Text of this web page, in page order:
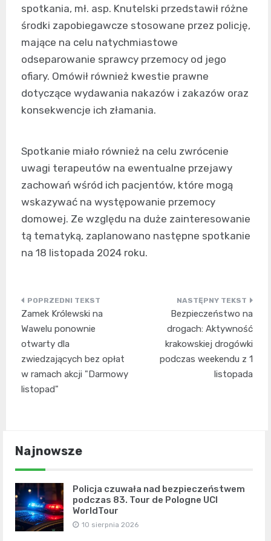
spotkania, mł. asp. Knutelski przedstawił różne
środki zapobiegawcze stosowane przez policję,
mające na celu natychmiastowe
odseparowanie sprawcy przemocy od jego
ofiary. Omówił również kwestie prawne
dotyczące wydawania nakazów i zakazów oraz
konsekwencje ich złamania.
Spotkanie miało również na celu zwrócenie
uwagi terapeutów na ewentualne przejawy
zachowań wśród ich pacjentów, które mogą
wskazywać na występowanie przemocy
domowej. Ze względu na duże zainteresowanie
tą tematyką, zaplanowano następne spotkanie
na 18 listopada 2024 roku.
Nawigacja
wpisu
Zamek Królewski na
Wawelu ponownie
otwarty dla
zwiedzających bez opłat
w ramach akcji "Darmowy
listopad"
Bezpieczeństwo na
drogach: Aktywność
krakowskiej drogówki
podczas weekendu z 1
listopada
Najnowsze
Policja czuwała nad bezpieczeństwem
podczas 83. Tour de Pologne UCI
WorldTour
10 sierpnia 2026